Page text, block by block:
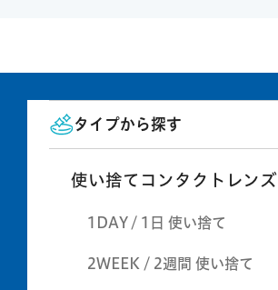
タイプから探す
使い捨てコンタクトレンズ
1DAY / 1日 使い捨て
2WEEK / 2週間 使い捨て